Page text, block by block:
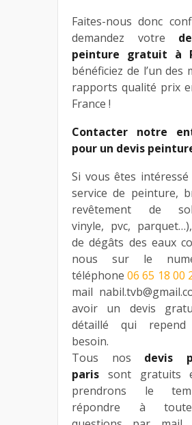
Faites-nous donc
demandez votre
peinture gratuit à
bénéficiez de l’un des
rapports qualité prix
France !
Contacter notre
pour un devis
Si vous êtes
service de peinture,
revêtement de
vinyle, pvc,
de dégâts des eaux
nous sur le
téléphone06 65 18 00
mail
avoir un devis
détaillé qui
besoin.
Tous nos devis
paris sont gratuits
prendrons le
répondre à